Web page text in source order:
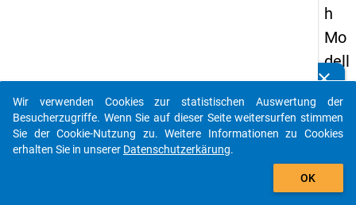
h
Mo
dell
ier
un
g
clear
Kennen Sie Publikationen, die auf Basis unserer
Datenpakete entstanden sind? Dann teilen Sie uns diese
bitte mit...
auto_stories
Wir verwenden Cookies zur statistischen Auswertung der
Besucherzugriffe. Wenn Sie auf dieser Seite weitersurfen stimmen
Sie der Cookie-Nutzung zu. Weitere Informationen zu Cookies
erhalten Sie in unserer Datenschutzerkärung.
OK